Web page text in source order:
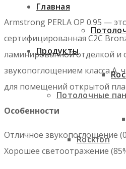
Главная
Продукты
Потолочные
Rockfon
Armstrong PERLA OP 0.95 —
сертифицированная C2C
ламинированной отделкой и
звукопоглощением класса А,
для помещений открытой
Особенности
Отличное звукопоглощение
Хорошее светоотражение